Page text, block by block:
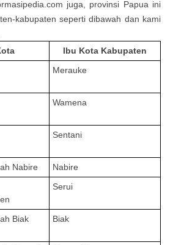
juga, provinsi Papua ini
kabupaten seperti dibawah dan kami
Ibu Kota Kabupaten
Merauke
Wamena
Sentani
Nabire
Nabire
Serui
Biak
Biak